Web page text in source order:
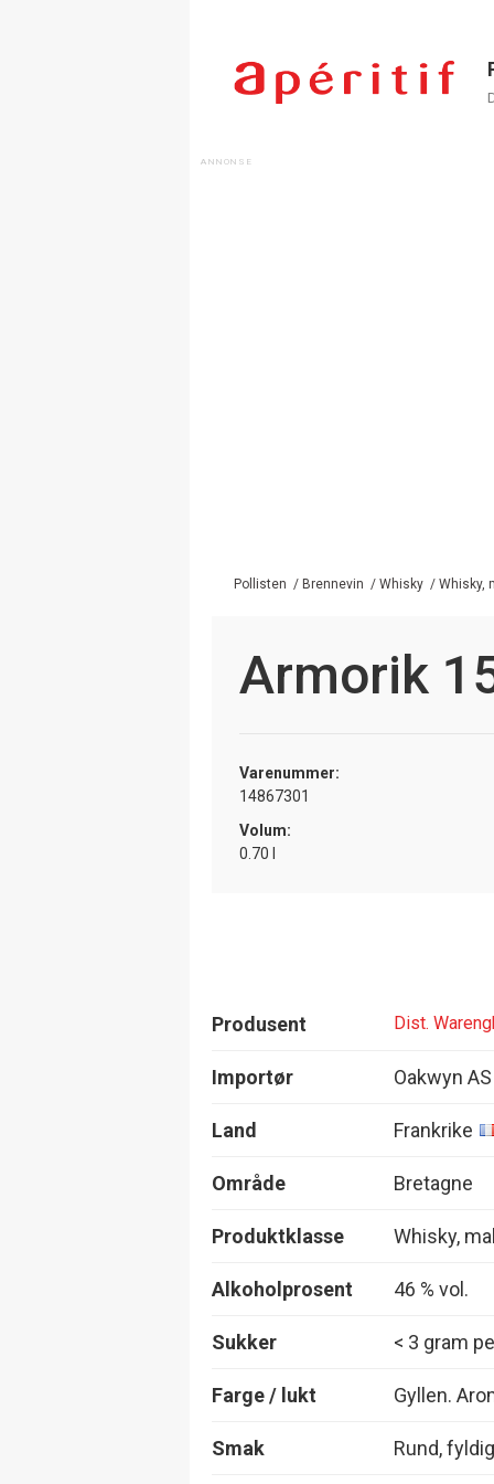
Pollisten / Brennevin / Whisky / Whisky,
Armorik
Varenummer:
14867301
Volum:
0.70 l
Produsent Dist.
Importør Oakwyn AS
Land Frankrike
Område Bretagne
Produktklasse Whisky,
Alkoholprosent 46 % vol.
Sukker < 3 gram
Farge / lukt Gyllen.
Smak Rund,